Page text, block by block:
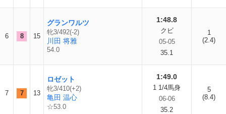
6 8 15
グランワルツ
牝3/492(-2)
川田 将雅
54.0
1:48.8
クビ
05-05
35.1
1
(2.4)
7 7 13
ロゼット
牝3/410(+2)
亀田 温心
☆53.0
1:49.0
1 1/4馬身
06-06
35.2
5
(8.4)